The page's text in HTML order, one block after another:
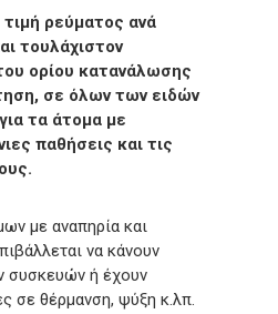
τιμή ρεύματος ανά
τουλάχιστον
ορίου κατανάλωσης
σε όλων των ειδών
τα άτομα με
παθήσεις και τις
με αναπηρία και
να κάνουν
συσκευών ή έχουν
σε θέρμανση, ψύξη κ.λπ.